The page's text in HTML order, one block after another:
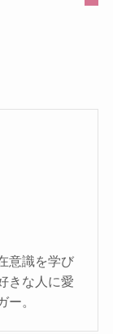
意識を学び
きな人に愛
ー。